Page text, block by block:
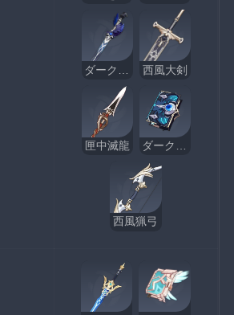
西風大剣
匣中滅龍 ダークアレイの酒と詩
西風猟弓